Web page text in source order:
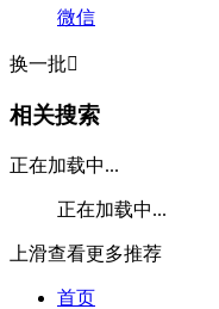
微信
换一批
相关搜索
正在加载中...
正在加载中...
上滑查看更多推荐
首页